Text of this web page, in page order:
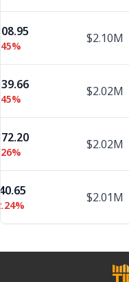
$2.10M
$2.02M
$2.02M
$2.01M